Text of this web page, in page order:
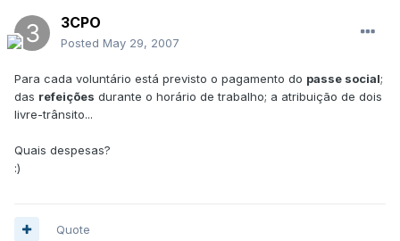
3CPO
Posted May 29, 2007
Para cada voluntário está previsto o pagamento do passe social;
das refeições durante o horário de trabalho; a atribuição de dois
livre-trânsito...
Quais despesas?
:)
Quote